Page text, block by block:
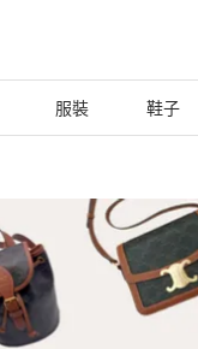
服裝 鞋子